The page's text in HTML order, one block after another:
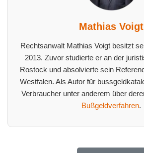
Mathias Voigt
Rechtsanwalt Mathias Voigt besitzt
2013. Zuvor studierte er an der
Rostock und absolvierte sein
Westfalen. Als Autor für
Verbraucher unter anderem über
Bußgeldverfahren.